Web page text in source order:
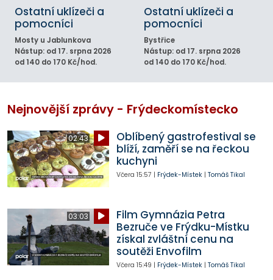
Ostatní uklízeči a
pomocníci
Mosty u Jablunkova
Nástup: od 17. srpna 2026
od 140 do 170 Kč/hod.
Ostatní uklízeči a
pomocníci
Bystřice
Nástup: od 17. srpna 2026
od 140 do 170 Kč/hod.
Nejnovější zprávy - Frýdeckomístecko
02:43
Oblíbený gastrofestival se
blíží, zaměří se na řeckou
kuchyni
Včera 15:57 | Frýdek-Místek| Tomáš Tikal
03:03
Film Gymnázia Petra
Bezruče ve Frýdku-Místku
získal zvláštní cenu na
soutěži Envofilm
Včera 15:49 | Frýdek-Místek| Tomáš Tikal